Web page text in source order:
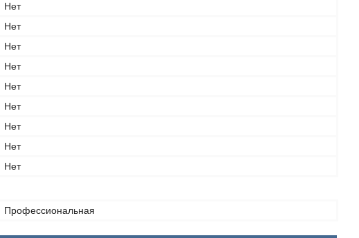
Нет
Нет
Нет
Нет
Нет
Нет
Нет
Нет
Нет
Профессиональная